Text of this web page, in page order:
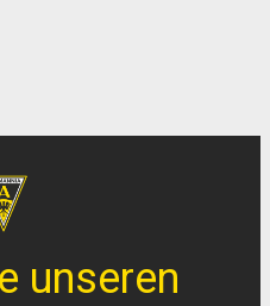
unseren